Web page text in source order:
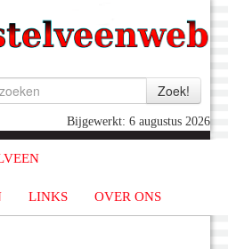
Bijgewerkt: 6 augustus 2026
LINKS OVER ONS